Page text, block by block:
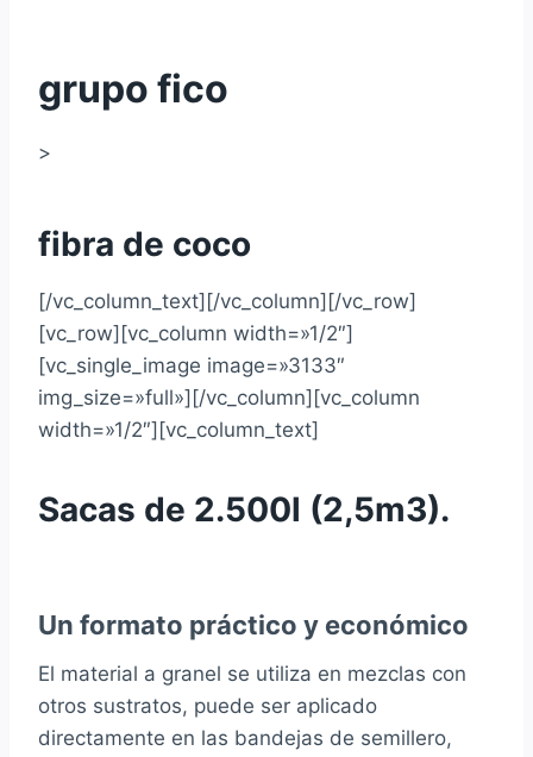
grupo fico
>
fibra de coco
[/vc_column_text][/vc_column][/vc_row]
[vc_row][vc_column width=»1/2″]
[vc_single_image image=»3133″
img_size=»full»][/vc_column][vc_column
width=»1/2″][vc_column_text]
Sacas de 2.500l (2,5m3).
Un formato práctico y económico
El material a granel se utiliza en mezclas con
otros sustratos, puede ser aplicado
directamente en las bandejas de semillero,